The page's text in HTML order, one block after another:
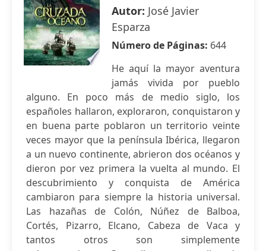
Autor: José Javier
Esparza
Número de Páginas: 644
He aquí la mayor aventura
jamás vivida por pueblo
alguno. En poco más de medio siglo, los
españoles hallaron, exploraron, conquistaron y
en buena parte poblaron un territorio veinte
veces mayor que la península Ibérica, llegaron
a un nuevo continente, abrieron dos océanos y
dieron por vez primera la vuelta al mundo. El
descubrimiento y conquista de América
cambiaron para siempre la historia universal.
Las hazañas de Colón, Núñez de Balboa,
Cortés, Pizarro, Elcano, Cabeza de Vaca y
tantos otros son simplemente